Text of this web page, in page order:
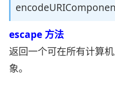
escape 方法
返回一个可在所有计算
象。